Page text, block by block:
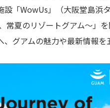
設「WowUs 」（大阪堂島浜
常夏のリゾートグアム～」
グアムの魅力や最新情報を